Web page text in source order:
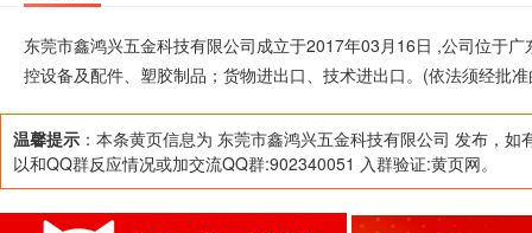
东莞市鑫鸿兴五金科技有限公司成立于2017年03月16日 ,公司位于
控设备及配件、塑胶制品；货物进出口、技术进出口。(依法须经批
温馨提示 ：本条黄页信息为 东莞市鑫鸿兴五金科技有限公司 发布，如
以和QQ群反应情况或加交流QQ群:902340051 入群验证:黄页网。